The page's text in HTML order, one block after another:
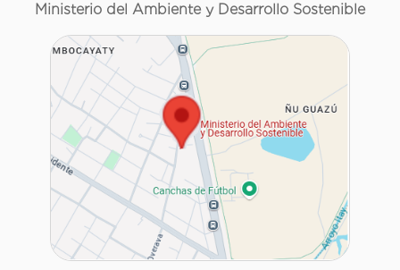
Ministerio del Ambiente y Desarrollo Sostenible